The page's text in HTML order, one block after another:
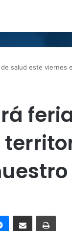
de salud este
MessengerCompartir por correo electrónico